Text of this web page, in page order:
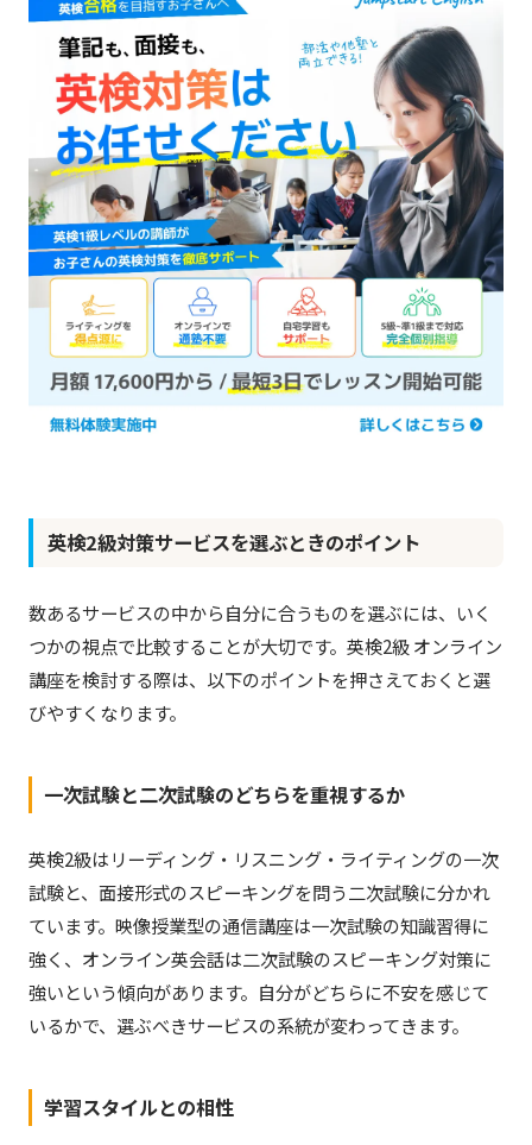
英検2級対策サービスを選ぶときのポイント
数あるサービスの中から自分に合うものを選ぶには、いく
つかの視点で比較することが大切です。英検2級 オンライン
講座を検討する際は、以下のポイントを押さえておくと選
びやすくなります。
一次試験と二次試験のどちらを重視するか
英検2級はリーディング・リスニング・ライティングの一次
試験と、面接形式のスピーキングを問う二次試験に分かれ
ています。映像授業型の通信講座は一次試験の知識習得に
強く、オンライン英会話は二次試験のスピーキング対策に
強いという傾向があります。自分がどちらに不安を感じて
いるかで、選ぶべきサービスの系統が変わってきます。
学習スタイルとの相性